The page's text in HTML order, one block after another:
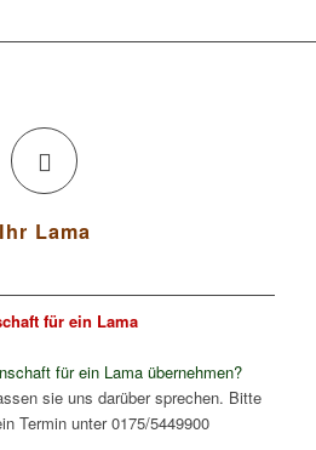
Ihr Lama
für ein Lama
für ein Lama übernehmen?
sie uns darüber sprechen. Bitte
Termin unter 0175/5449900